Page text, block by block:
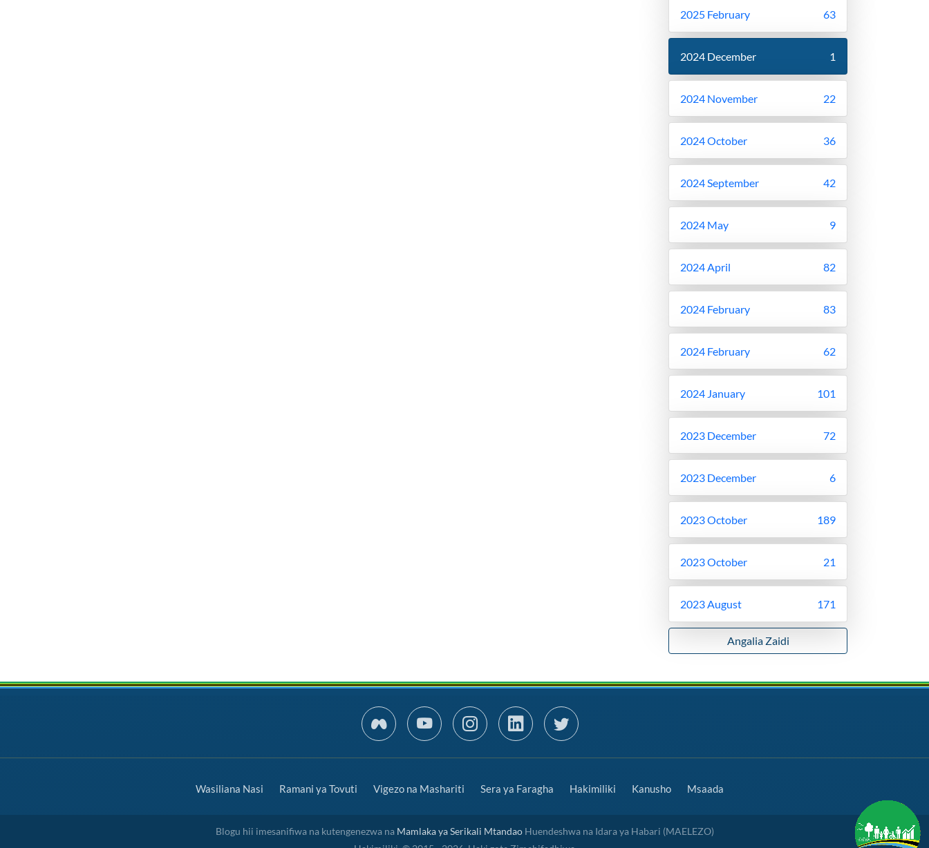
2025 February 63
2024 December 1
2024 November 22
2024 October 36
2024 September 42
2024 May 9
2024 April 82
2024 February 83
2024 February 62
2024 January 101
2023 December 72
2023 December 6
2023 October 189
2023 October 21
2023 August 171
Angalia Zaidi
Wasiliana Nasi Ramani ya Tovuti Vigezo na Mashariti Sera ya Faragha Hakimiliki Kanusho Msaada
Blogu hii imesanifiwa na kutengenezwa na Mamlaka ya Serikali MtandaoHuendeshwa na Idara ya Habari (MAELEZO)